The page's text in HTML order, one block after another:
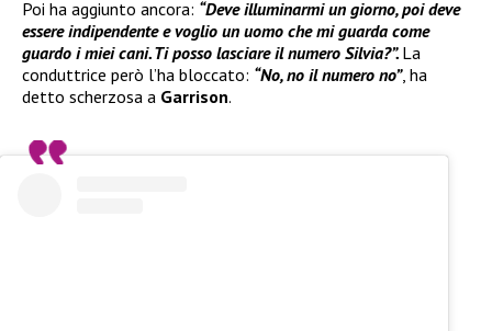
Poi ha aggiunto ancora: “Deve illuminarmi un giorno, poi deve
essere indipendente e voglio un uomo che mi guarda come
guardo i miei cani. Ti posso lasciare il numero Silvia?”. La
conduttrice però l’ha bloccato: “No, no il numero no”, ha
detto scherzosa a Garrison.